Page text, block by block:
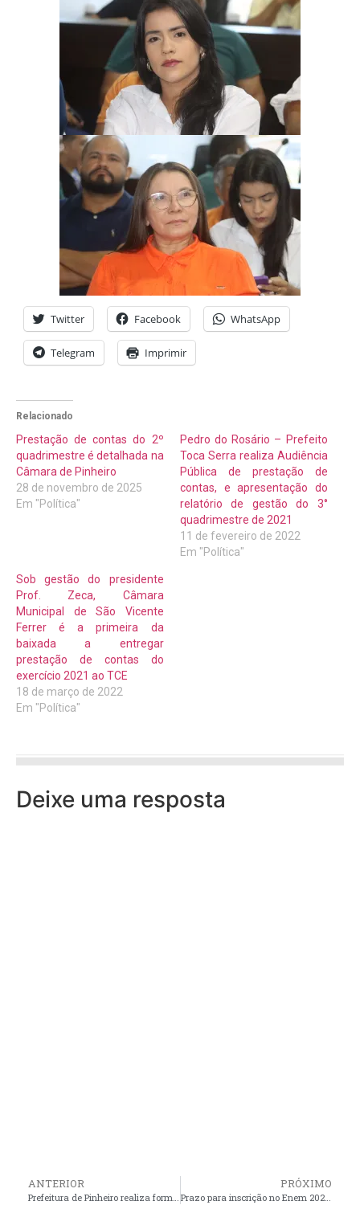
Twitter Facebook WhatsApp
Telegram Imprimir
Relacionado
Prestação de contas do 2º
quadrimestre é detalhada na
Câmara de Pinheiro
28 de novembro de 2025
Em "Política"
Pedro do Rosário – Prefeito
Toca Serra realiza Audiência
Pública de prestação de
contas, e apresentação do
relatório de gestão do 3°
quadrimestre de 2021
11 de fevereiro de 2022
Em "Política"
Sob gestão do presidente
Prof. Zeca, Câmara
Municipal de São Vicente
Ferrer é a primeira da
baixada a entregar
prestação de contas do
exercício 2021 ao TCE
18 de março de 2022
Em "Política"
Deixe uma resposta
ANTERIOR
Prefeitura de Pinheiro realiza formação pedagógica para profissionais da educação
PRÓXIMO
Prazo para inscrição no Enem 2025 finaliza nesta sexta-feira (6)